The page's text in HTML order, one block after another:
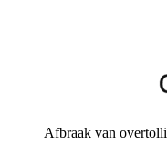
Afbraak van